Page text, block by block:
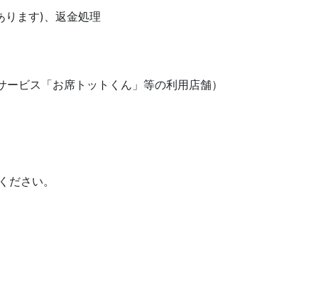
ます)、返金処理
「お席トットくん」等の利用店舗）
ださい。